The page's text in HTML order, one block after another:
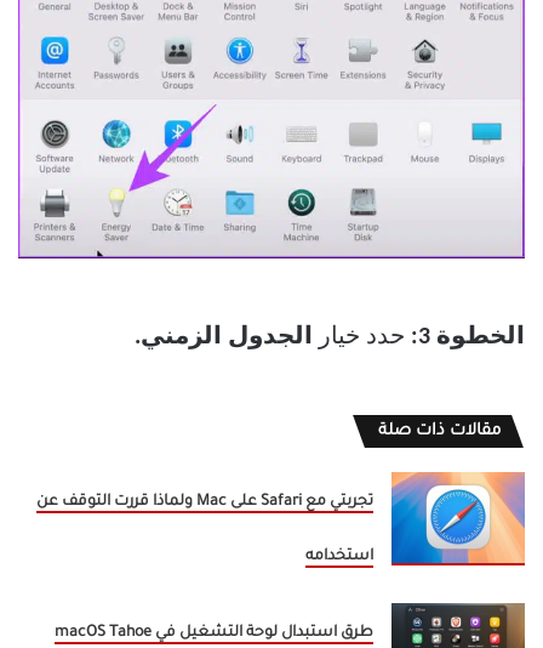
الخطوة 3: حدد خيار الجدول الزمني.
مقالات ذات صلة
تجربتي مع Safari على Mac ولماذا قررت التوقف عن
استخدامه
طرق استبدال لوحة التشغيل في macOS Tahoe